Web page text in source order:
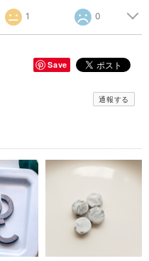
1 0
Save
通報する